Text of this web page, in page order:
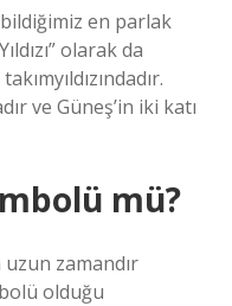
en parlak
olarak da
ve Güneş’in iki katı
mü?
uzun zamandır
olduğu